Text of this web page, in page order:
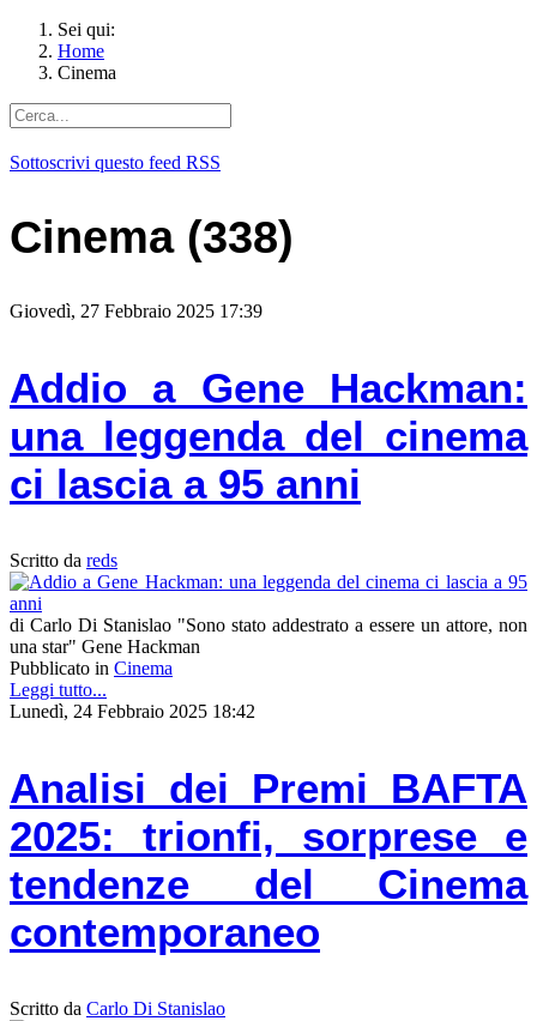
Sei qui:
Home
Cinema
Sottoscrivi questo feed RSS
Cinema (338)
Giovedì, 27 Febbraio 2025 17:39
Addio a Gene Hackman:
una leggenda del cinema
ci lascia a 95 anni
Scritto da reds
di Carlo Di Stanislao "Sono stato addestrato a essere un attore, non
una star" Gene Hackman
Pubblicato in Cinema
Leggi tutto...
Lunedì, 24 Febbraio 2025 18:42
Analisi dei Premi BAFTA
2025: trionfi, sorprese e
tendenze del Cinema
contemporaneo
Scritto da Carlo Di Stanislao